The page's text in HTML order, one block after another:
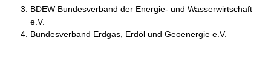
BDEW Bundesverband der Energie- und Wasserwirtschaft
e.V.
Bundesverband Erdgas, Erdöl und Geoenergie e.V.